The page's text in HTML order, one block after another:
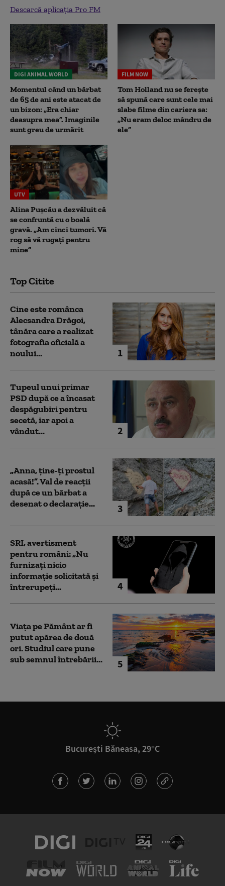
Descarcă aplicația Pro FM
DIGI ANIMAL WORLD
Momentul când un bărbat
de 65 de ani este atacat de
un bizon: „Era chiar
deasupra mea”. Imaginile
sunt greu de urmărit
FILM NOW
Tom Holland nu se ferește
să spună care sunt cele mai
slabe filme din cariera sa:
„Nu eram deloc mândru de
ele”
UTV
Alina Pușcău a dezvăluit că
se confruntă cu o boală
gravă. „Am cinci tumori. Vă
rog să vă rugați pentru
mine”
Top Citite
1
Cine este românca
Alecsandra Drăgoi,
tânăra care a realizat
fotografia oficială a
noului...
2
Tupeul unui primar
PSD după ce a încasat
despăgubiri pentru
secetă, iar apoi a
vândut...
3
„Anna, ţine-ţi prostul
acasă!”. Val de reacții
după ce un bărbat a
desenat o declarație...
4
SRI, avertisment
pentru români: „Nu
furnizați nicio
informație solicitată și
întrerupeți...
5
Viața pe Pământ ar fi
putut apărea de două
ori. Studiul care pune
sub semnul întrebării...
București Băneasa, 29°C